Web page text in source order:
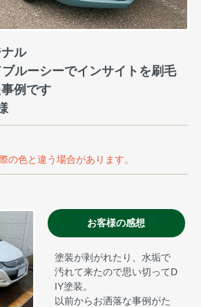
ル
ルーシーでインサイトを刷毛
例です
の色と違う場合があります。
お客様の感想
塗装が剥がれたり、水垢で
汚れて来たので思い切ってD
IY塗装。
以前からお洒落な事例がた